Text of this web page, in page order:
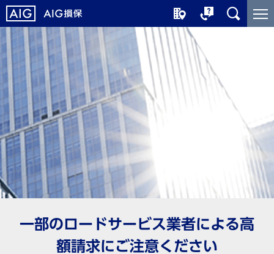
メ
イ
ン
コ
ン
テ
ン
ツ
に
ジ
ャ
ン
プ
こ
こ
か
ら
メ
イ
ン
コ
ン
テ
ン
ツ
で
一部のロードサービス業者による高
額請求にご注意ください